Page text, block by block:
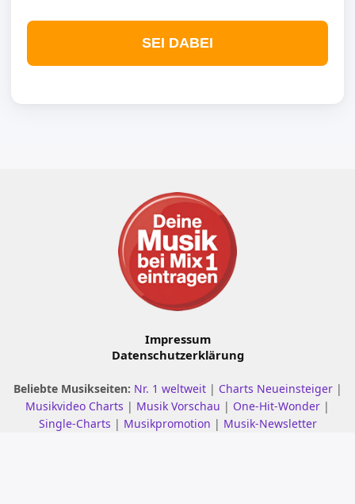
SEI DABEI
Impressum
Datenschutzerklärung
Beliebte Musikseiten: Nr. 1 weltweit | Charts Neueinsteiger |
Musikvideo Charts | Musik Vorschau | One-Hit-Wonder |
Single-Charts | Musikpromotion | Musik-Newsletter